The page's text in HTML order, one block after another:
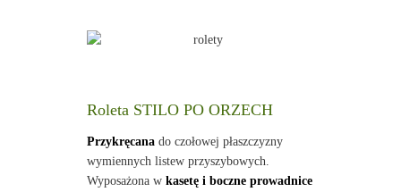
Roleta STILO PO ORZECH
Przykręcanado czołowej płaszczyzny
wymiennych listew przyszybowych.
Wyposażona w kasetę i boczne prowadnice